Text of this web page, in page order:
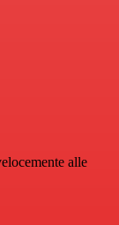
alle